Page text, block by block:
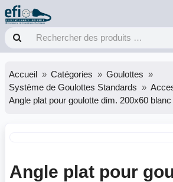
Accueil Catégories
Goulottes
Système de Goulottes Standards
Angle plat pour goulotte dim. 200x60 blanc
Angle plat pour